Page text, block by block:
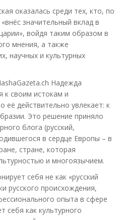
оказалась среди тех, кто, по
значительный вклад в
войдя таким образом в
мнения, а также
научных и культурных
Надежда
к своим истокам и
её действительно увлекает: к
Это решение приняло
блога (русский,
в сердце Европы – в
стране, которая
и многоязычием.
себя не как «русский
русского происхождения,
опыта в сфере
себя как культурного